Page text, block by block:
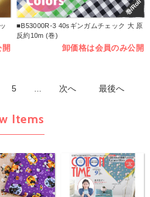
巻/Roll
■B53000R-3 40sギンガムチェック 大 原
反約10m (巻)
卸価格は会員のみ公開
5 ... 次へ 最後へ
Items